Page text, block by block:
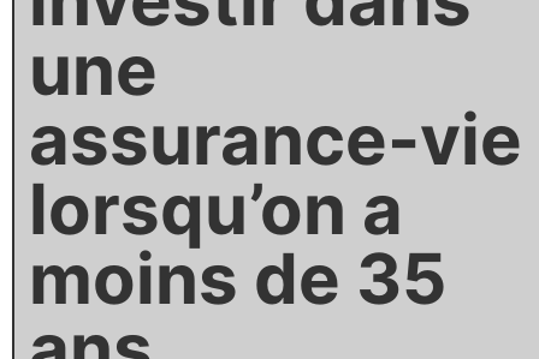
une
assurance-vie
lorsqu’on a
moins de 35